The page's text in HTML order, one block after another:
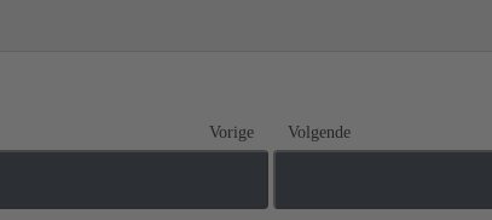
Vorige Volgende